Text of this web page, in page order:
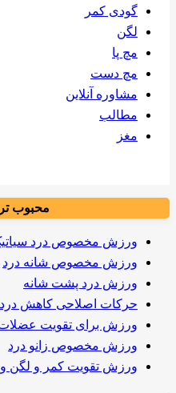
گودی کمر
لگن
مچ پا
مچ دست
مشاوره آنلاین
مطالب
مغز
محبوب
ورزش مخصوص درد
ورزش مخصوص شانه درد
ورزش درد پشت شانه
حرکات اصلاحی کاهش درد
ورزش برای تقویت
ورزش مخصوص زانو درد
ورزش تقویت کمر و لگن و